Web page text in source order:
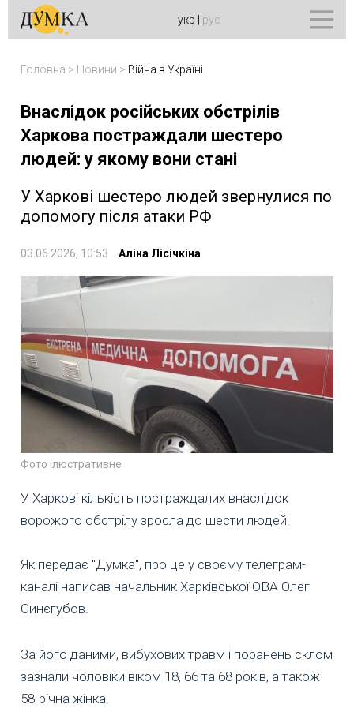
укр рус
Головна > Новини > Війна в Україні
Внаслідок російських обстрілів
Харкова постраждали шестеро
людей: у якому вони стані
У Харкові шестеро людей звернулися по
допомогу після атаки РФ
03.06.2026, 10:53 Аліна Лісічкіна
Фото ілюстративне
У Харкові кількість постраждалих внаслідок
ворожого обстрілу зросла до шести людей.
Як передає "Думка", про це у своєму телеграм-
каналі написав начальник Харківської ОВА Олег
Синєгубов.
За його даними, вибухових травм і поранень склом
зазнали чоловіки віком 18, 66 та 68 років, а також
58-річна жінка.